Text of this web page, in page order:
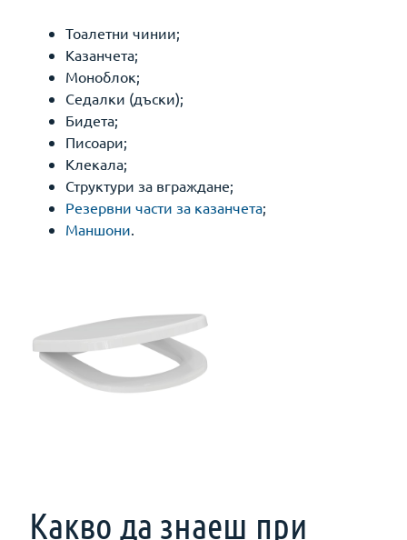
Тоалетни чинии;
Казанчета;
Моноблок;
Седалки (дъски);
Бидета;
Писоари;
Клекала;
Структури за вграждане;
Резервни части за казанчета;
Маншони
Какво да знаеш при